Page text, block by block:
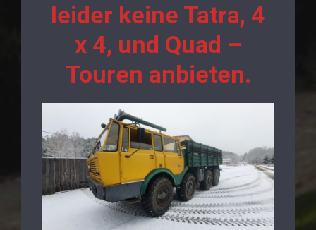
leider keine Tatra, 4
x 4, und Quad –
Touren anbieten.